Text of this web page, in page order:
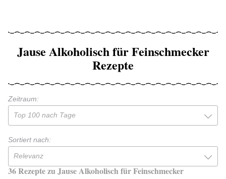
Jause Alkoholisch für Feinschmecker
Rezepte
Zeitraum:
Top 100 nach Tage
Sortiert nach:
Relevanz
36 Rezepte zu Jause Alkoholisch für Feinschmecker